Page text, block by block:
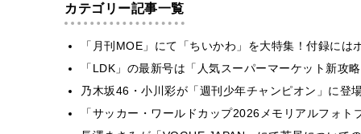
カテゴリー記事一覧
「月刊MOE」にて「ちいかわ」を大特集！付録に
「LDK」の最新号は「人気スーパーマーケット新
乃木坂46・小川彩が「週刊少年チャンピオン」に
「サッカー・ワールドカップ2026メモリアルフォ